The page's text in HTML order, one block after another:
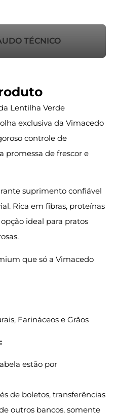
TÉCNICO
Lentilha Verde
exclusiva da Vimacedo
controle de
promessa de frescor e
suprimento confiável
Rica em fibras, proteínas
ideal para pratos
que só a Vimacedo
Farináceos e Grãos
estão por
de boletos, transferências
outros bancos, somente